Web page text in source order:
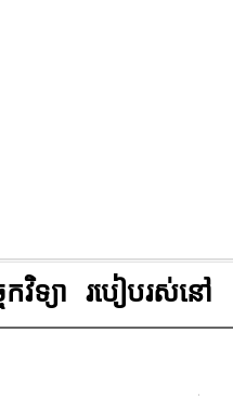
កវិទ្យា របៀបរស់នៅ